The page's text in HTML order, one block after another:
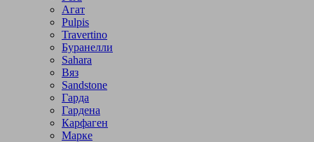
Агат
Pulpis
Travertino
Буранелли
Sahara
Вяз
Sandstone
Гарда
Гардена
Карфаген
Марке